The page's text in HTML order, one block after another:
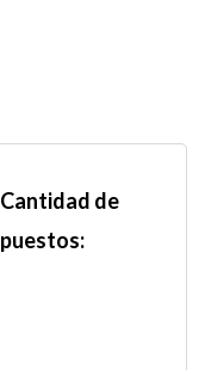
Cantidad de
puestos: